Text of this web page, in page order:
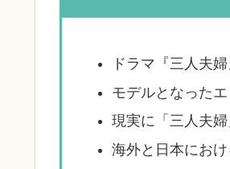
ドラマ『三人夫
モデルとなった
現実に「三人夫
海外と日本にお